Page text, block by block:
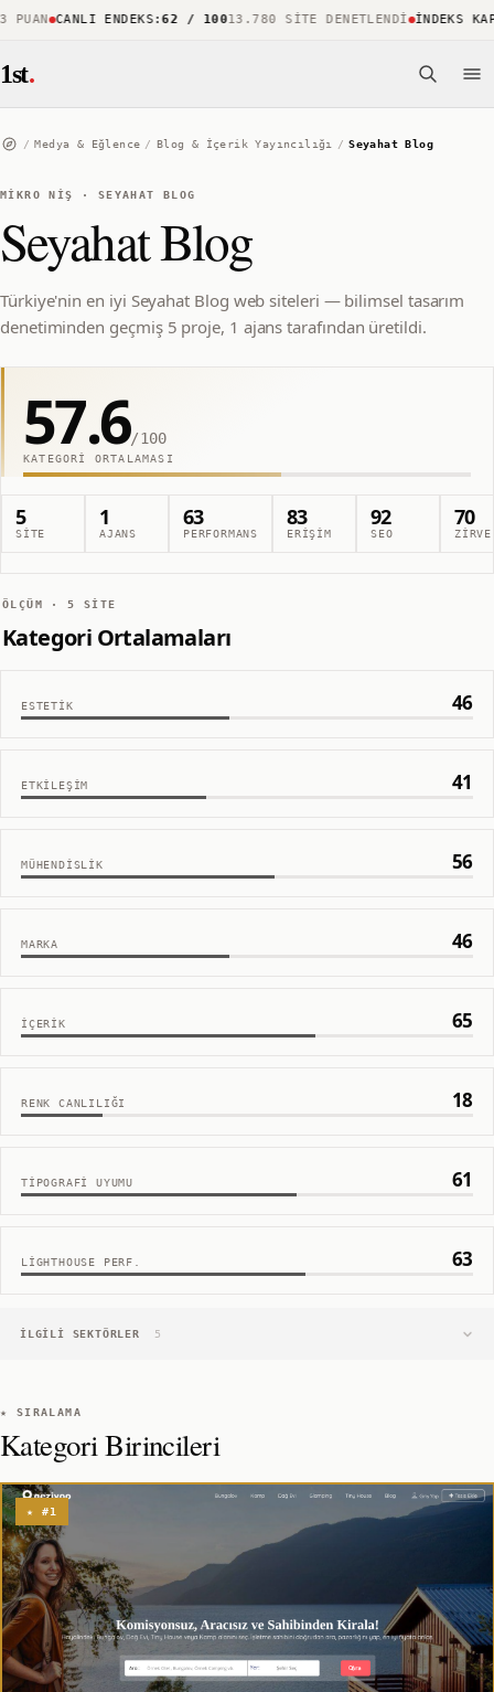
CANLI ENDEKS:62 / 10013.780 SITE DENETLENDI İNDEKS
1st.
/ Medya & Eğlence / Blog & İçerik Yayıncılığı / Seyahat Blog
MIKRO NIŞ · SEYAHAT BLOG
Seyahat Blog
Türkiye'nin en iyi Seyahat Blog web siteleri — bilimsel tasarım
denetiminden geçmiş 5 proje, 1 ajans tarafından üretildi.
57.6/100
KATEGORI ORTALAMASI
5
SITE
1
AJANS
63
PERFORMANS
83
ERIŞIM
92
SEO
70
ZIRVE
ÖLÇÜM · 5 SITE
Kategori Ortalamaları
ESTETIK 46
ETKILEŞIM 41
MÜHENDISLIK 56
MARKA 46
İÇERIK 65
RENK CANLILIĞI 18
TIPOGRAFI UYUMU 61
LIGHTHOUSE PERF. 63
İLGILI SEKTÖRLER 5
★ SIRALAMA
Kategori Birincileri
★ #1